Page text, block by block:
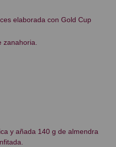
elaborada con Gold Cup
zanahoria.
y añada 140 g de almendra